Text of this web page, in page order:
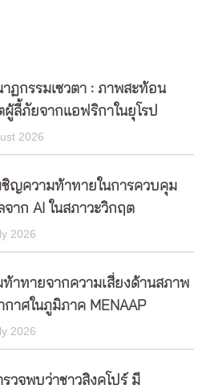
าฏกรรมเซวตา : ภาพสะท้อน
ผู้ลี้ภัยจากแอฟริกาในยุโรป
2026
ชิญความท้าทายในการควบคุม
าก AI ในสภาวะวิกฤต
2026
ท้าทายจากความเสี่ยงด้านสภาพ
าศในภูมิภาค MENAAP
2026
รวจพบว่าชาวสิงคโปร์ มี